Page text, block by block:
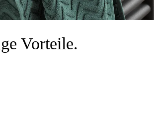
Vorteile.